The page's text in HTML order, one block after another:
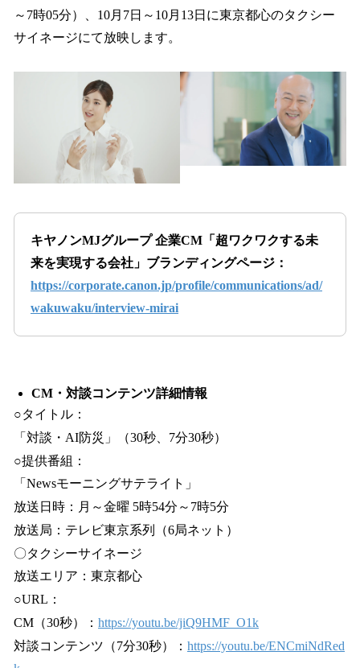
～7時05分）、10月7日～10月13日に東京都心のタクシー
サイネージにて放映します。
キヤノンMJグループ 企業CM「超ワクワクする未
来を実現する会社」ブランディングページ：
https://corporate.canon.jp/profile/communications/ad/
wakuwaku/interview-mirai
CM・対談コンテンツ詳細情報
○タイトル：
「対談・AI防災」（30秒、7分30秒）
○提供番組：
「Newsモーニングサテライト」
放送日時：月～金曜 5時54分～7時5分
放送局：テレビ東京系列（6局ネット）
〇タクシーサイネージ
放送エリア：東京都心
○URL：
CM（30秒）： https://youtu.be/jiQ9HMF_O1k
対談コンテンツ（7分30秒）： https://youtu.be/ENCmiNdRed